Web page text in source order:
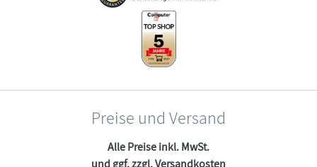
Preise und Versand
Alle Preise inkl. MwSt.
und ggf. zzgl.Versandkosten